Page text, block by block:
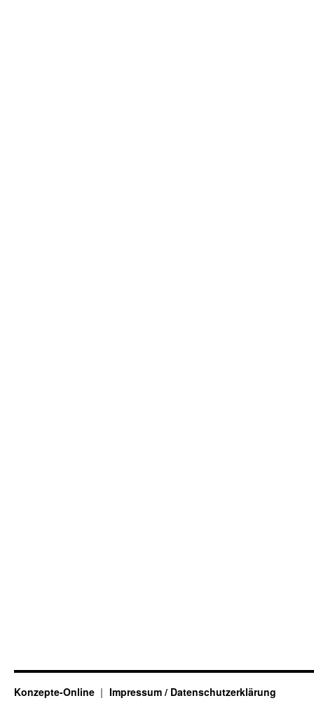
Konzepte-Online Impressum / Datenschutzerklärung